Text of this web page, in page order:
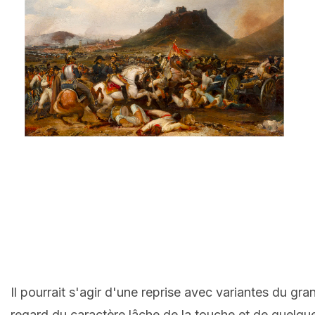
Il pourrait s'agir d'une reprise avec variantes du